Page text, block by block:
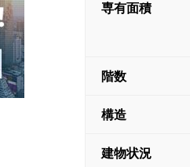
専有面積
階数
構造
建物状況